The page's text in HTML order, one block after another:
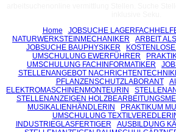
Home
JOBSUCHE
NATURWERKSTEINMECHANIKER
ARBEIT
JOBSUCHE BAUPHYSIKER
UMSCHULUNG EWERFÜHRER
UMSCHULUNG FACHINFORMATIKER
STELLENANGEBOT
PFLANZENSCHUTZLABORANT
ELEKTROMASCHINENMONTEURIN
STELLENANZEIGEN
MUSIKALIENHÄNDLERIN
PRAKTIKUM
UMSCHULUNG
INDUSTRIEGLASFERTIGER
AUSBILDUNG